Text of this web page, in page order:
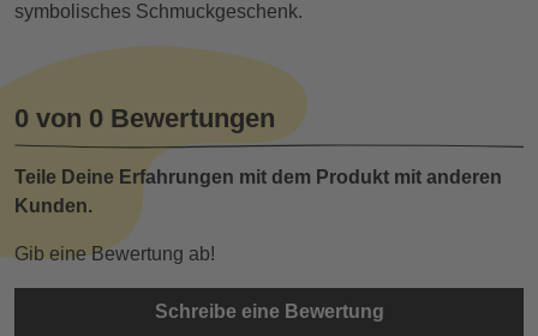
symbolisches Schmuckgeschenk.
0 von 0 Bewertungen
Teile Deine Erfahrungen mit dem Produkt mit anderen
Kunden.
Gib eine Bewertung ab!
Schreibe eine Bewertung